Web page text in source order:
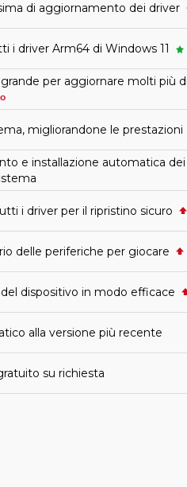
di aggiornamento dei driver
i driver Arm64 di Windows 11
per aggiornare molti più
migliorandone le prestazioni
e installazione automatica
i driver per il ripristino sicuro
delle periferiche per giocare
dispositivo in modo efficace
alla versione più recente
su richiesta